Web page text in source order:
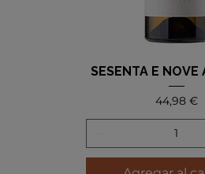
SESENTA E NOVE
Precio
44,98 €